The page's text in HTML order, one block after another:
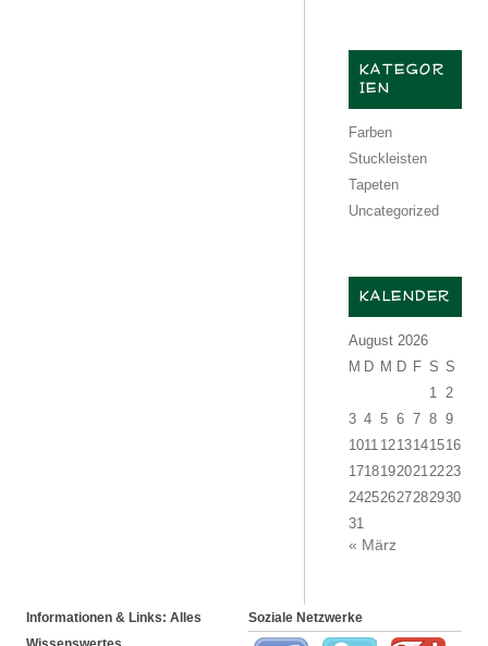
KATEGOR
IEN
Farben
Stuckleisten
Tapeten
Uncategorized
KALENDER
August 2026
M D M D F S S
1
2
3 4 5 6 7 8 9
1011 1213141516
1718192021 2223
24252627282930
31
« März
Informationen & Links: Alles
Soziale Netzwerke